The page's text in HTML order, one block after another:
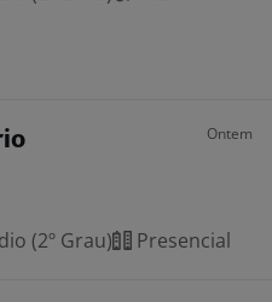
Ontem
(2º Grau) Presencial